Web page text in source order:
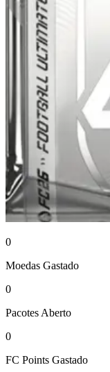
0
Moedas Gastado
0
Pacotes Aberto
0
FC Points Gastado